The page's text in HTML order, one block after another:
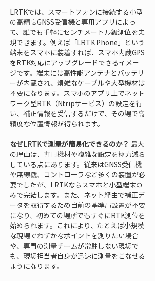
LRTKでは、スマートフォンに接続する小型
の高精度GNSS受信機と専用アプリによっ
て、誰でも手軽にセンチメートル級測位を実
現できます。例えば「LRTK Phone」という
端末をスマホに装着すれば、スマホ内蔵GPS
をRTK対応にアップグレードできるイメー
ジです。端末には高性能アンテナとバッテリ
ーが内蔵され、煩雑なケーブルや大型機材は
不要になります。スマホのアプリ上でネット
ワーク型RTK（Ntripサービス）の設定を行
い、補正情報を受信するだけで、その場で高
精度な位置情報が得られます。
なぜLRTKで測量が簡易化できるのか？ 最大
の理由は、専門機材や複雑な設定を極力減ら
している点にあります。従来はGNSS受信機
や無線機、コントローラなど多くの装置が必
要でしたが、LRTKならスマホと小型端末の
みで完結します。また、ネット経由で補正デ
ータを取得するため自前の基準局設置が不要
になり、初めての場所でもすぐにRTK測位を
始められます。これにより、たとえば小規模
な現場でわずかなポイントを測りたい場合
や、専門の測量チームが常駐しない現場で
も、現場担当者自身が迅速に測量をこなせる
ようになります。